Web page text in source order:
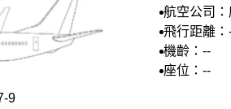
9
航空公司
飛行距離：
機齡：--
座位：--